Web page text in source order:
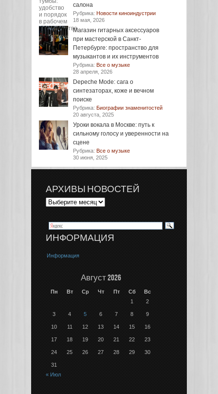
салона
Рубрика: Новости киноиндустрии
18 мая, 2026
Магазин гитарных аксессуаров
при мастерской в Санкт-
Петербурге: пространство для
музыкантов и их инструментов
Рубрика: Все о музыке
28 апреля, 2026
Depeche Mode: сага о
синтезаторах, коже и вечном
поиске
Рубрика: Биографии знаменитостей
20 августа, 2025
Уроки вокала в Москве: путь к
сильному голосу и уверенности на
сцене
Рубрика: Все о музыке
30 июня, 2025
АРХИВЫ НОВОСТЕЙ
ИНФОРМАЦИЯ
Информация
Август 2026
Пн Вт Ср Чт Пт Сб
Вс
1
2
3 4 5 6 7 8 9
10 11 12 13 14 15 16
17 18 19 20 21 22 23
24 25 26 27 28 29 30
31
« Июл